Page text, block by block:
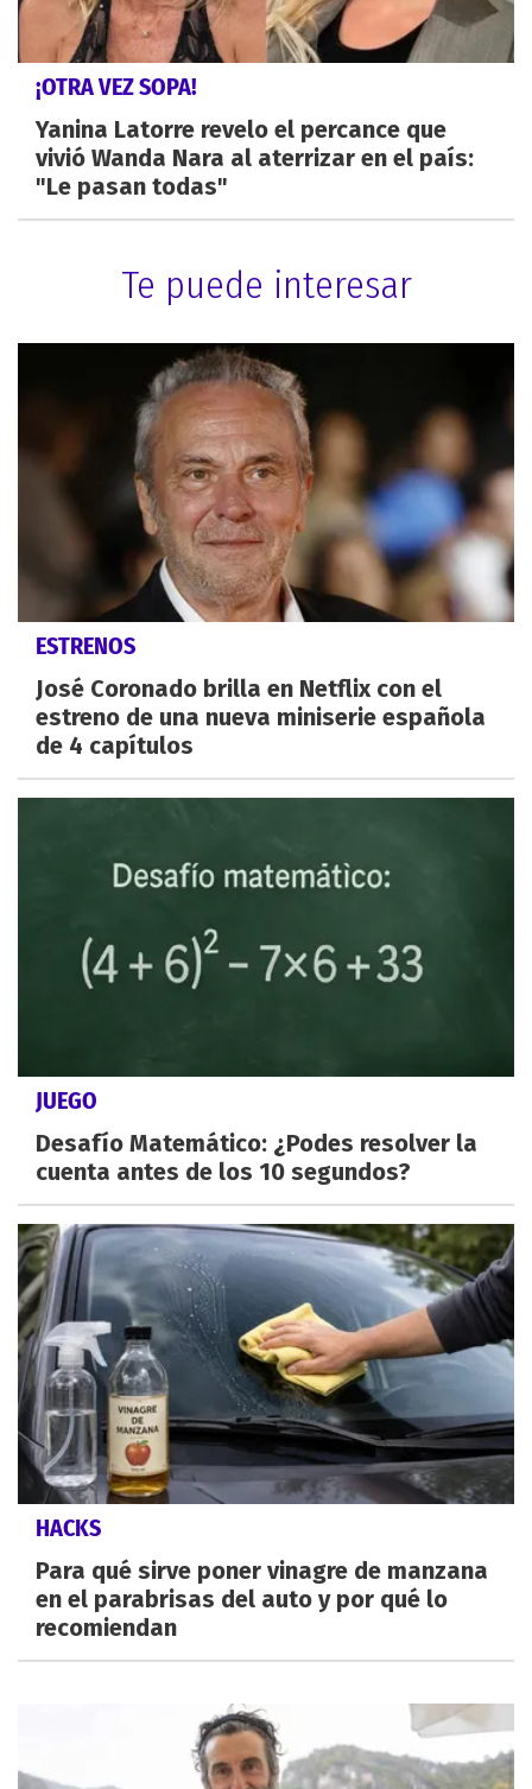
¡OTRA VEZ SOPA!
Yanina Latorre revelo el percance que
vivió Wanda Nara al aterrizar en el país:
"Le pasan todas"
Te puede interesar
ESTRENOS
José Coronado brilla en Netflix con el
estreno de una nueva miniserie española
de 4 capítulos
JUEGO
Desafío Matemático: ¿Podes resolver la
cuenta antes de los 10 segundos?
HACKS
Para qué sirve poner vinagre de manzana
en el parabrisas del auto y por qué lo
recomiendan